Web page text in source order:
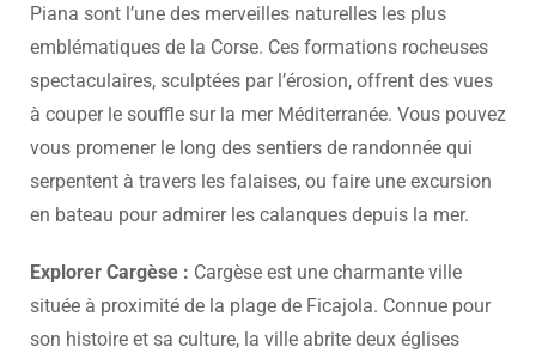
Piana sont l’une des merveilles naturelles les plus
emblématiques de la Corse. Ces formations rocheuses
spectaculaires, sculptées par l’érosion, offrent des vues
à couper le souffle sur la mer Méditerranée. Vous pouvez
vous promener le long des sentiers de randonnée qui
serpentent à travers les falaises, ou faire une excursion
en bateau pour admirer les calanques depuis la mer.
Explorer Cargèse : Cargèse est une charmante ville
située à proximité de la plage de Ficajola. Connue pour
son histoire et sa culture, la ville abrite deux églises